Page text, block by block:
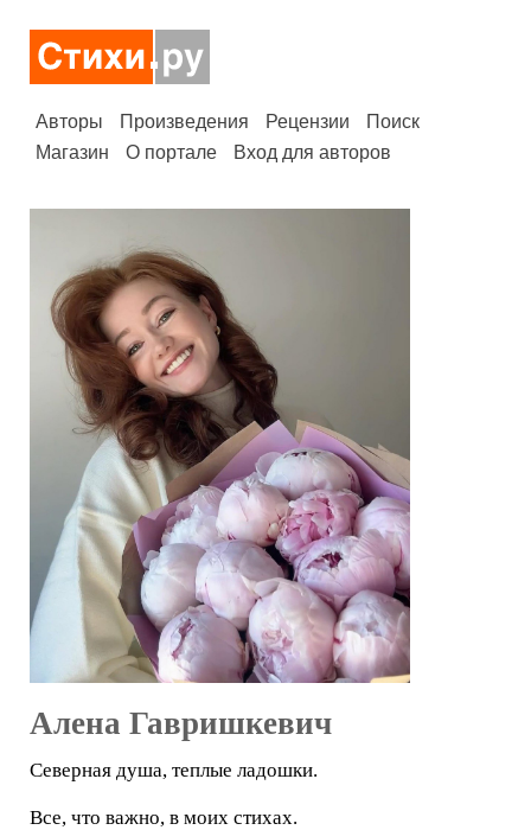
Авторы Произведения Рецензии
Поиск
Магазин
О портале Вход для авторов
Алена Гавришкевич
Северная душа, теплые ладошки.
Все, что важно, в моих стихах.